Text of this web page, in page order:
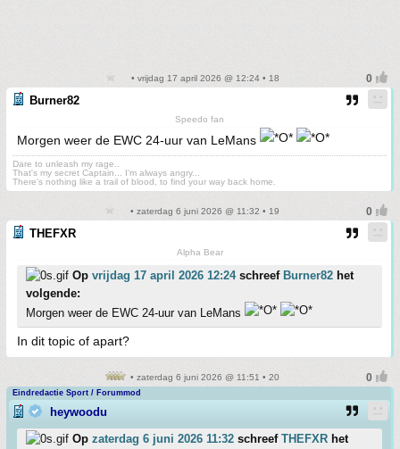
• vrijdag 17 april 2026 @ 12:24 • 18
Burner82
Speedo fan
Morgen weer de EWC 24-uur van LeMans
Dare to unleash my rage..
That's my secret Captain... I'm always angry...
There's nothing like a trail of blood, to find your way back home.
• zaterdag 6 juni 2026 @ 11:32 • 19
THEFXR
Alpha Bear
Op vrijdag 17 april 2026 12:24schreef Burner82 het
volgende:
Morgen weer de EWC 24-uur van LeMans
In dit topic of apart?
• zaterdag 6 juni 2026 @ 11:51 • 20
Eindredactie Sport / Forummod
heywoodu
Op zaterdag 6 juni 2026 11:32 schreef THEFXR het